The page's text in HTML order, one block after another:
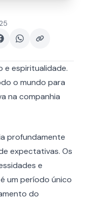
e espiritualidade.
o mundo para
na companhia
profundamente
expectativas. Os
e
um período único
do